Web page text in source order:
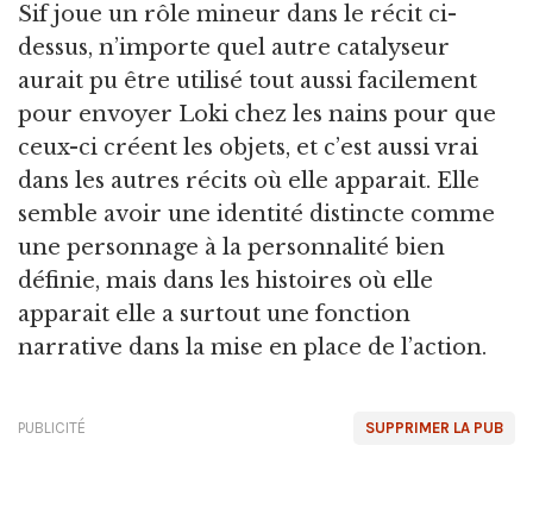
Sif joue un rôle mineur dans le récit ci-
dessus, n’importe quel autre catalyseur
aurait pu être utilisé tout aussi facilement
pour envoyer Loki chez les nains pour que
ceux-ci créent les objets, et c’est aussi vrai
dans les autres récits où elle apparait. Elle
semble avoir une identité distincte comme
une personnage à la personnalité bien
définie, mais dans les histoires où elle
apparait elle a surtout une fonction
narrative dans la mise en place de l’action.
SUPPRIMER LA PUB
PUBLICITÉ